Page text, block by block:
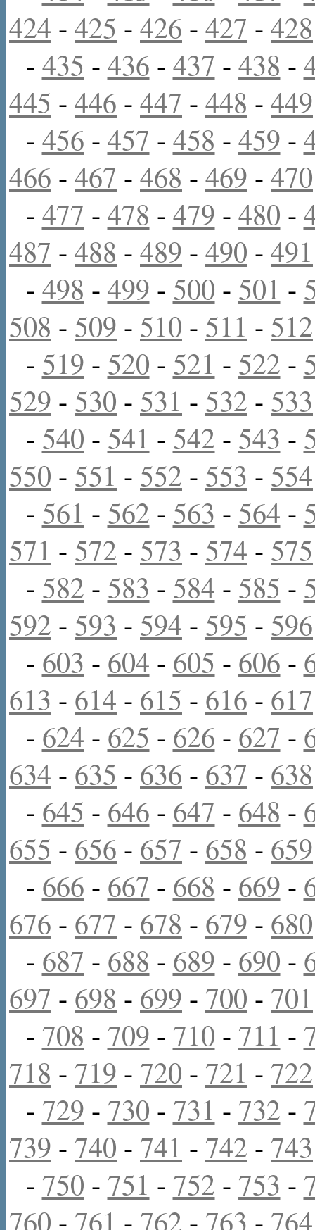
424 - 425 - 426 - 427 - 428
- 435 - 436 - 437 - 438 -
445 - 446 - 447 - 448 - 449
- 456 - 457 - 458 - 459 -
466 - 467 - 468 - 469 - 470
- 477 - 478 - 479 - 480 -
487 - 488 - 489 - 490 - 491
- 498 - 499 - 500 - 501 -
508 - 509 - 510 - 511 - 512
- 519 - 520 - 521 - 522 -
529 - 530 - 531 - 532 - 533
- 540 - 541 - 542 - 543 -
550 - 551 - 552 - 553 - 554
- 561 - 562 - 563 - 564 -
571 - 572 - 573 - 574 - 575
- 582 - 583 - 584 - 585 -
592 - 593 - 594 - 595 - 596
- 603 - 604 - 605 - 606 -
613 - 614 - 615 - 616 - 617
- 624 - 625 - 626 - 627 -
634 - 635 - 636 - 637 - 638
- 645 - 646 - 647 - 648 -
655 - 656 - 657 - 658 - 659
- 666 - 667 - 668 - 669 -
676 - 677 - 678 - 679 - 680
- 687 - 688 - 689 - 690 -
697 - 698 - 699 - 700 - 701
- 708 - 709 - 710 - 711 -
718 - 719 - 720 - 721 - 722
- 729 - 730 - 731 - 732 -
739 - 740 - 741 - 742 - 743
- 750 - 751 - 752 - 753 -
760 - 761 - 762 - 763 - 764